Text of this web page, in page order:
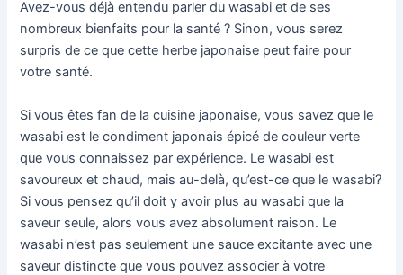
Avez-vous déjà entendu parler du wasabi et de ses
nombreux bienfaits pour la santé ? Sinon, vous serez
surpris de ce que cette herbe japonaise peut faire pour
votre santé.
Si vous êtes fan de la cuisine japonaise, vous savez que le
wasabi est le condiment japonais épicé de couleur verte
que vous connaissez par expérience. Le wasabi est
savoureux et chaud, mais au-delà, qu’est-ce que le wasabi?
Si vous pensez qu’il doit y avoir plus au wasabi que la
saveur seule, alors vous avez absolument raison. Le
wasabi n’est pas seulement une sauce excitante avec une
saveur distincte que vous pouvez associer à votre